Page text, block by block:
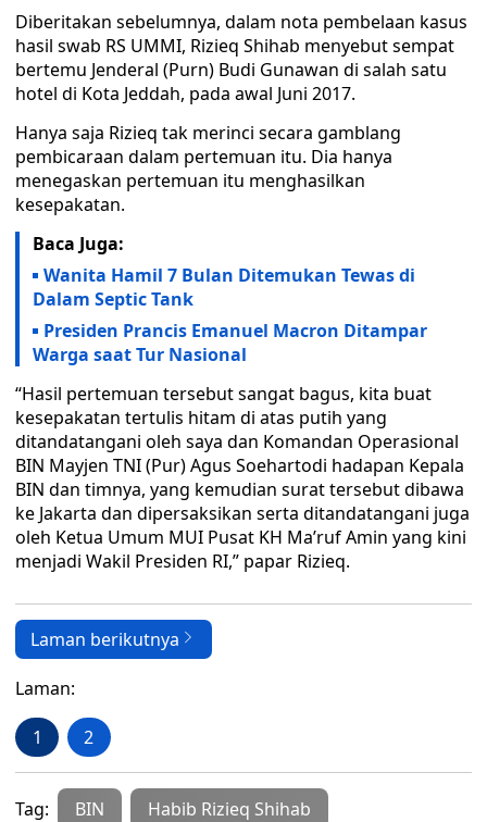
Diberitakan sebelumnya, dalam nota pembelaan kasus
hasil swab RS UMMI, Rizieq Shihab menyebut sempat
bertemu Jenderal (Purn) Budi Gunawan di salah satu
hotel di Kota Jeddah, pada awal Juni 2017.
Hanya saja Rizieq tak merinci secara gamblang
pembicaraan dalam pertemuan itu. Dia hanya
menegaskan pertemuan itu menghasilkan
kesepakatan.
Baca Juga:
Wanita Hamil 7 Bulan Ditemukan Tewas di
Dalam Septic Tank
Presiden Prancis Emanuel Macron Ditampar
Warga saat Tur Nasional
“Hasil pertemuan tersebut sangat bagus, kita buat
kesepakatan tertulis hitam di atas putih yang
ditandatangani oleh saya dan Komandan Operasional
BIN Mayjen TNI (Pur) Agus Soehartodi hadapan Kepala
BIN dan timnya, yang kemudian surat tersebut dibawa
ke Jakarta dan dipersaksikan serta ditandatangani juga
oleh Ketua Umum MUI Pusat KH Ma’ruf Amin yang kini
menjadi Wakil Presiden RI,” papar Rizieq.
Laman berikutnya
Laman:
1 2
Tag: BIN Habib Rizieq Shihab